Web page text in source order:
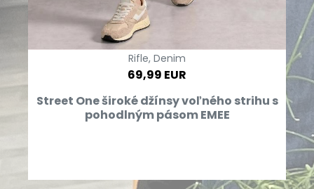
Rifle, Denim
69,99 EUR
Street One široké džínsy voľného strihu s
pohodlným pásom EMEE